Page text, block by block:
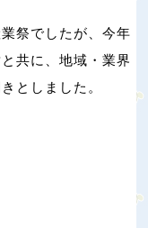
祭でしたが、今年
共に、地域・業界
としました。